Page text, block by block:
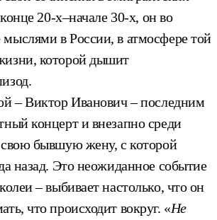
конце 20-х–начале 30-х, он во
в России, в атмосфере той
которой дышит
– Виктор Иванович – последним
концерт и внезапно среди
свою бывшую жену, с которой
назад. Это неожиданное событие
– выбивает настолько, что он
что происходит вокруг. «Не